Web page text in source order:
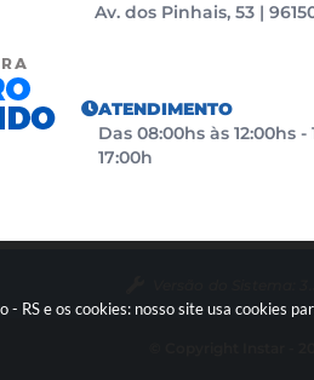
RS e os cookies: nosso site usa cookies
Av. dos Pinhais, 53 |
ATENDIMENTO
Das 08:00hs às 12:00hs -
17:00h